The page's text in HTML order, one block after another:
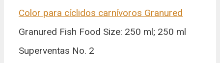
Color para cíclidos carnívoros Granured
Granured Fish Food Size: 250 ml; 250 ml
Superventas No. 2